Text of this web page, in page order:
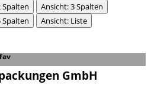
Spalten
Ansicht: 3 Spalten
Spalten Ansicht: Liste
GmbH